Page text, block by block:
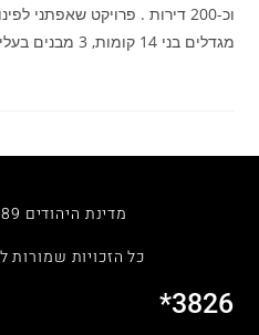
מגדלים בני 14 קומות, 3 מבנים בעלי 10 קומות ומספר…
מדינת היהודים 89- הרצליה פיתוח
כל הזכויות שמורות
3826*